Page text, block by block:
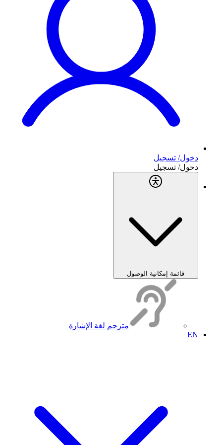
دخول/ تسجيل
دخول/ تسجيل
قائمة إمكانية الوصول
مترجم لغة الإشارة
EN